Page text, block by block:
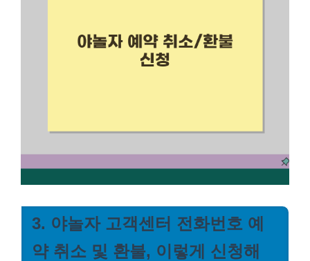
3. 야놀자 고객센터 전화번호 예
약 취소 및 환불, 이렇게 신청해